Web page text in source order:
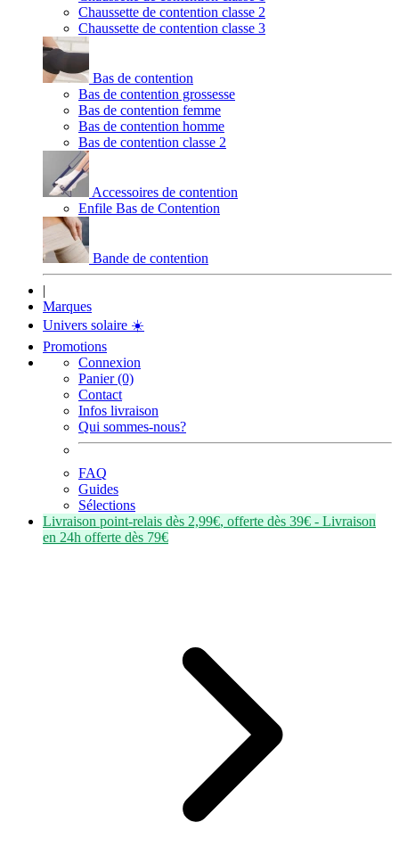
Chaussette de contention classe 2
Chaussette de contention classe 3
Bas de contention
Bas de contention grossesse
Bas de contention femme
Bas de contention homme
Bas de contention classe 2
Accessoires de contention
Enfile Bas de Contention
Bande de contention
|
Marques
Univers solaire ☀️
Promotions
Connexion
Panier (0)
Contact
Infos livraison
Qui sommes-nous?
FAQ
Guides
Sélections
Livraison point-relais dès 2,99€, offerte dès 39€ - Livraison
en 24h offerte dès 79€